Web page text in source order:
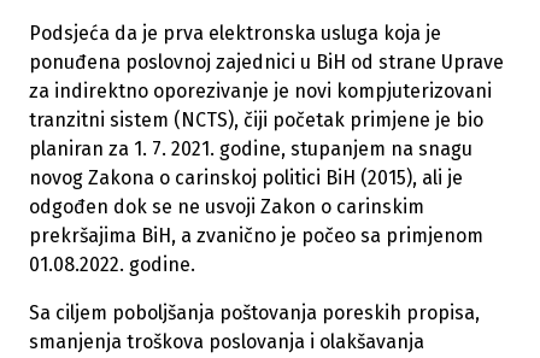
Podsjeća da je prva elektronska usluga koja je
ponuđena poslovnoj zajednici u BiH od strane Uprave
za indirektno oporezivanje je novi kompjuterizovani
tranzitni sistem (NCTS), čiji početak primjene je bio
planiran za 1. 7. 2021. godine, stupanjem na snagu
novog Zakona o carinskoj politici BiH (2015), ali je
odgođen dok se ne usvoji Zakon o carinskim
prekršajima BiH, a zvanično je počeo sa primjenom
01.08.2022. godine.
Sa ciljem poboljšanja poštovanja poreskih propisa,
smanjenja troškova poslovanja i olakšavanja